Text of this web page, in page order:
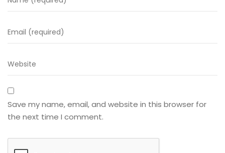
Save my name, email, and website in this browser for
the next time I comment.